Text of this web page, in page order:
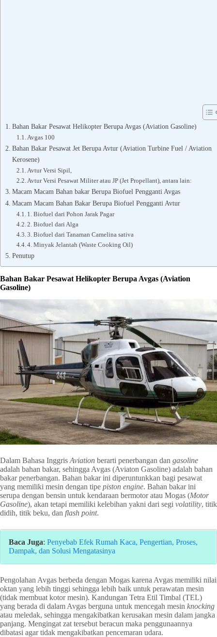
Bahan Bakar Pesawat Helikopter Berupa Avgas (Aviation Gasoline)
Avgas 100
Bahan Bakar Pesawat Jet Berupa Avtur (Aviation Turbine Fuel / Aviation
Kerosene)
Avtur Versi Sipil,
Avtur Versi Pesawat Militer atau JP (Jet Propellant), antara lain:
Macam Macam Bahan bakar Berupa Biofuel Pengganti Avgas
Macam Macam Bahan Bakar Berupa Biofuel Pengganti Avtur
1. Biofuel dari Pohon Jarak Pagar
2. Biofuel dari Alga
3. Biofuel dari Tanaman Camelina sativa
4. Minyak Jelantah (Waste Cooking Oil)
Penutup
Bahan Bakar Pesawat Helikopter Berupa Avgas (Aviation
Gasoline)
Dalam Bahasa Inggris Aviation berarti penerbangan dan gasoline
adalah bahan bakar, sehingga Avgas (Aviaton Gasoline) adalah bahan
bakar penerbangan. Bahan bakar ini diperuntunkkan bagi pesawat
yang memiliki mesin dengan tipe piston engine. Bahan bakar ini
serupa dengan bensin untuk kendaraan bermotor atau Mogas (Motor
Gasoline), akan tetapi memiliki kelebihan yakni dari segi volatility, titik
didih, titik beku, dan flash point.
Baca Juga: Penyebab Efek Rumah Kaca, Pengertian, Proses,
Dampak, dan Solusi Mengatasinya
Pengolahan Avgas berbeda dengan Mogas karena Avgas memiliki nilai
oktan yang lebih tinggi sehingga lebih baik untuk perawatan mesin
(tidak membuat kotor mesin). Kandungan Tetra Etil Timbal (TEL)
yang berada di dalam Avgas berguna untuk mencegah mesin knocking
atau meledak, sehingga mengakibatkan kerusakan mesin dalam jangka
panjang. Mengingat zat tersebut beracun maka penggunaannya
dibatasi agar tidak mengakibatkan pencemaran udara.